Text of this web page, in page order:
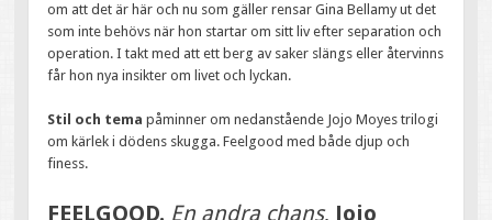
om att det är här och nu som gäller rensar Gina Bellamy ut det
som inte behövs när hon startar om sitt liv efter separation och
operation. I takt med att ett berg av saker slängs eller återvinns
får hon nya insikter om livet och lyckan.
Stil och temapåminner om nedanstående Jojo Moyes trilogi
om kärlek i dödens skugga. Feelgood med både djup och
finess.
FEELGOOD. En andra chans, Jojo